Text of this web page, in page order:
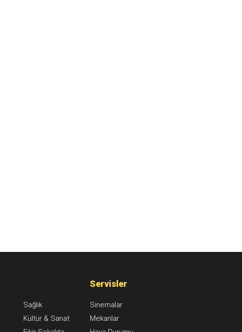
Sağlık
Kültür & Sanat
Servisler
Sinemalar
Mekanlar